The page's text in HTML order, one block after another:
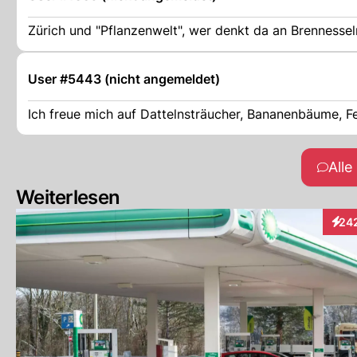
Zürich und "Pflanzenwelt", wer denkt da an
User #5443 (nicht angemeldet)
Ich freue mich auf Dattelnsträucher, Bananenbäume,
Weiterlesen